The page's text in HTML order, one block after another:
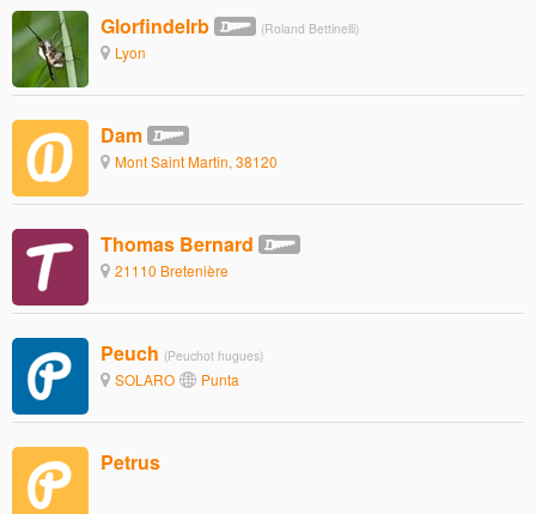
Glorfindelrb (Roland Bettinelli)
Lyon
Dam
Mont Saint Martin, 38120
Thomas Bernard
21110 Bretenière
Peuch (Peuchot hugues)
SOLARO Punta
Petrus